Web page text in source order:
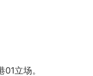
立场。